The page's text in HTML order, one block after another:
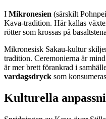
I Mikronesien (särskilt
Kava-tradition. Här kallas
rötter som krossas på
Mikronesisk Sakau-kultur
tradition. Ceremonierna är
är mer brett förankrad i
vardagsdryck som
Kulturella